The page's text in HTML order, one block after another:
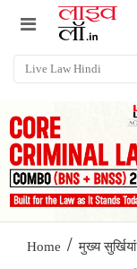
Home / मुख्य सुर्खियां